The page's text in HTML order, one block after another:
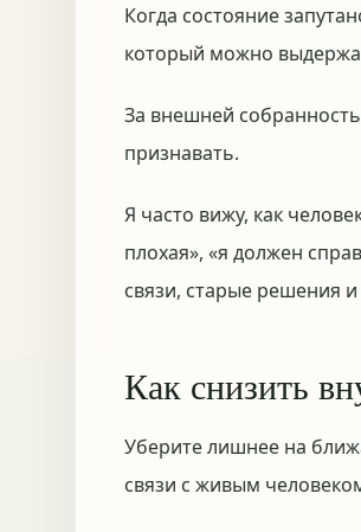
Когда состояние
который можно
За внешней
признавать.
Я часто вижу, как
плохая», «я должен
связи, старые решения
Как снизить
Уберите лишнее на
связи с живым